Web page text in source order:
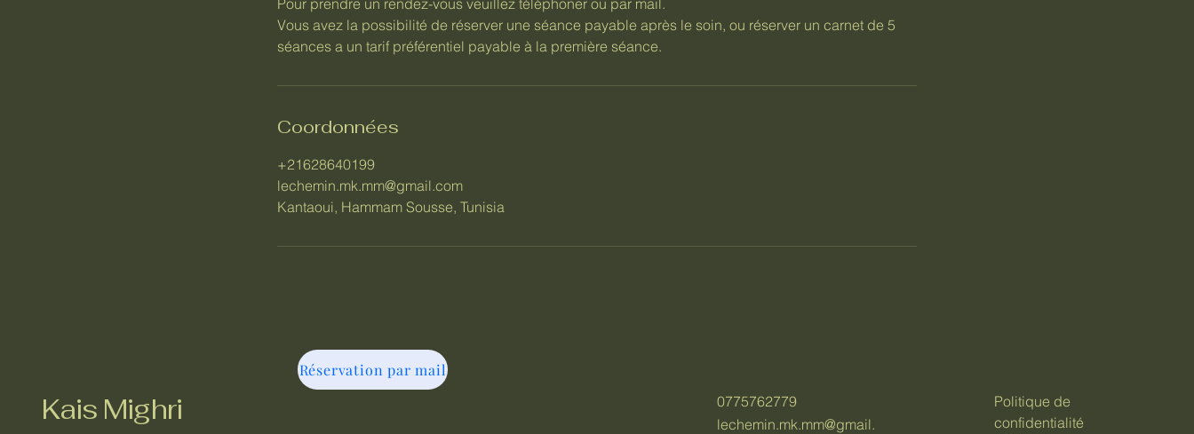
Pour prendre un rendez-vous veuillez téléphoner ou par mail.
Vous avez la possibilité de réserver une séance payable après le soin, ou réserver un carnet de 5
séances a un tarif préférentiel payable à la première séance.
Coordonnées
+21628640199
lechemin.mk.mm@gmail.com
Kantaoui, Hammam Sousse, Tunisia
Réservation par mail
Kais Mighri
0775762779
lechemin.mk.mm@gmail.
Politique de
confidentialité